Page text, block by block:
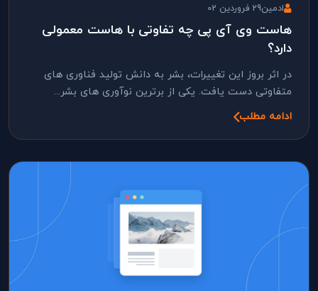
ادمین29 فروردین 02
هاست وی آی پی چه تفاوتی با هاست معمولی
دارد؟
در اثر بروز این تغییرات، بشر به دانش تولید فناوری های
متفاوتی دست یافت. یکی از برترین نوآوری های بشر...
ادامه مطلب